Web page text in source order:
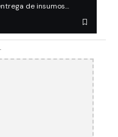
de insumos…